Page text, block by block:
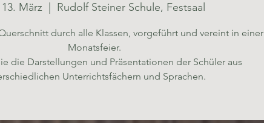
13. März
  |
Rudolf Steiner Schule, Festsaal
durch alle Klassen, vorgeführt und vereint in einer
Monatsfeier.
die Darstellungen und Präsentationen der Schüler aus
Unterrichtsfächern und Sprachen.